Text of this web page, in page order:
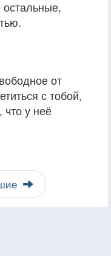
от
с тобой,
что у неё